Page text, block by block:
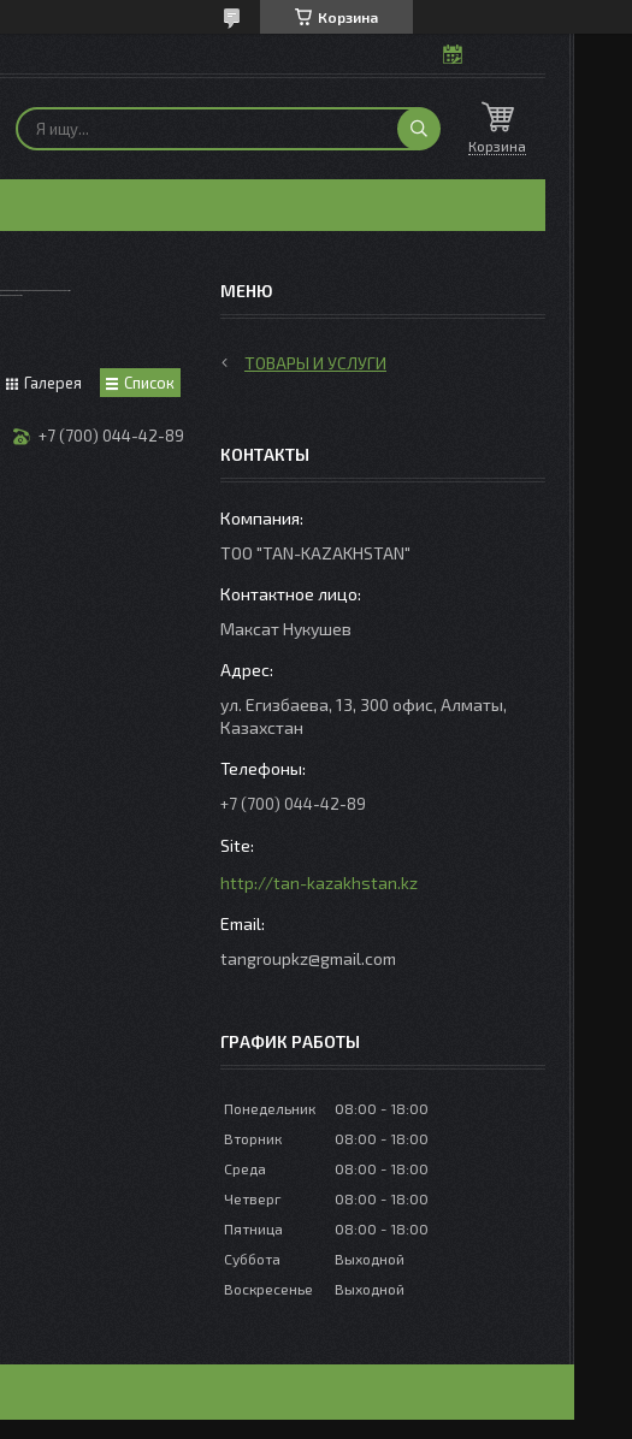
Корзина
Корзина
Галерея Список
+7 (700) 044-42-89
ТОВАРЫ И УСЛУГИ
КОНТАКТЫ
ТОО "TAN-KAZAKHSTAN"
Максат Нукушев
ул. Егизбаева, 13, 300 офис, Алматы,
Казахстан
+7 (700) 044-42-89
http://tan-kazakhstan.kz
tangroupkz@gmail.com
ГРАФИК РАБОТЫ
Понедельник 08:00
18:00
Вторник
08:00
18:00
Среда
08:00
18:00
Четверг
08:00
18:00
Пятница
08:00
18:00
Суббота
Выходной
Воскресенье
Выходной